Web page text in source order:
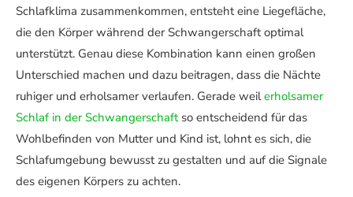
Schlafklima zusammenkommen, entsteht eine Liegefläche,
die den Körper während der Schwangerschaft optimal
unterstützt. Genau diese Kombination kann einen großen
Unterschied machen und dazu beitragen, dass die Nächte
ruhiger und erholsamer verlaufen. Gerade weilerholsamer
Schlaf in der Schwangerschaftso entscheidend für das
Wohlbefinden von Mutter und Kind ist, lohnt es sich, die
Schlafumgebung bewusst zu gestalten und auf die Signale
des eigenen Körpers zu achten.